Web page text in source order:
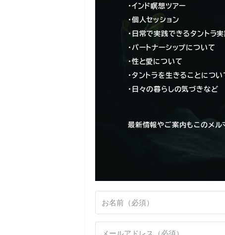
・インド瞑想ツアー
・個人セッション
・日常で実践できるタントラ
・パートナーシップについて
・性と愛について
・タントラを生きることについ
・日々の暮らしの気づきなど
最新情報やご案内もこのメル